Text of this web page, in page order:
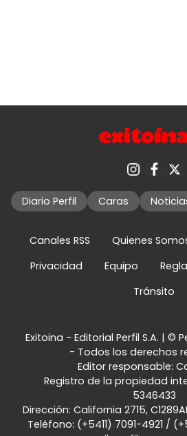
Diario Perfil Caras
Canales RSS Quienes
Privacidad
Equipo
Tránsito
Exitoina - Editorial Perfil S.A. | ©
- Todos los derechos
Editor responsable:
Registro de la propiedad
5346433
Dirección: California 2715,
Teléfono: (+5411) 7091-4921 /